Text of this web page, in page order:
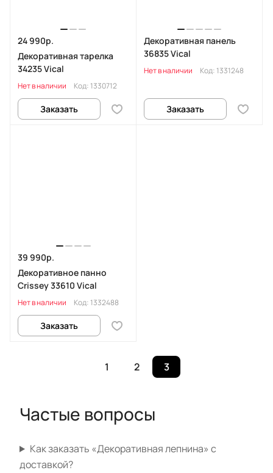
24 990р.
Декоративная тарелка
34235 Vical
Нет в наличии Код: 1330712
Заказать
Декоративная панель
36835 Vical
Нет в наличии Код: 1331248
Заказать
39 990р.
Декоративное панно
Crissey 33610 Vical
Нет в наличии Код: 1332488
Заказать
1 2 3
Частые вопросы
Как заказать «Декоративная лепнина» с
доставкой?